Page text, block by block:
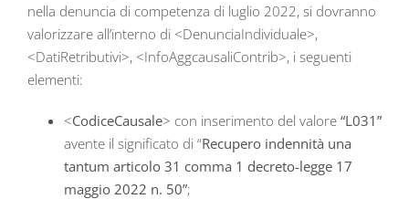
nella denuncia di competenza di luglio 2022, si dovranno
valorizzare all’interno di <DenunciaIndividuale>,
<DatiRetributivi>, <InfoAggcausaliContrib>, i seguenti
elementi:
<CodiceCausale> con inserimento del valore “L031”
avente il significato di “Recupero indennità una
tantum articolo 31 comma 1 decreto-legge 17
maggio 2022 n. 50”;